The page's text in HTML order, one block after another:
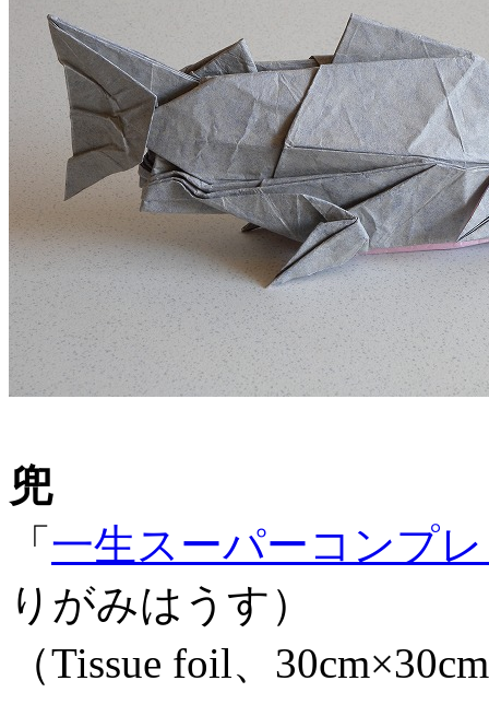
兜
「 一生スーパーコンプ
りがみはうす）
（Tissue foil、